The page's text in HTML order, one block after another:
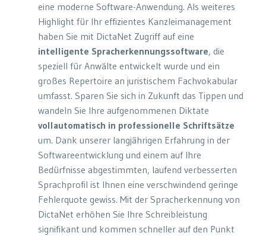
eine moderne Software-Anwendung. Als weiteres
Highlight für Ihr effizientes Kanzleimanagement
haben Sie mit DictaNet Zugriff auf eine
intelligente Spracherkennungssoftware, die
speziell für Anwälte entwickelt wurde und ein
großes Repertoire an juristischem Fachvokabular
umfasst. Sparen Sie sich in Zukunft das Tippen und
wandeln Sie Ihre aufgenommenen Diktate
vollautomatisch in professionelle Schriftsätze
um. Dank unserer langjährigen Erfahrung in der
Softwareentwicklung und einem auf Ihre
Bedürfnisse abgestimmten, laufend verbesserten
Sprachprofil ist Ihnen eine verschwindend geringe
Fehlerquote gewiss. Mit der Spracherkennung von
DictaNet erhöhen Sie Ihre Schreibleistung
signifikant und kommen schneller auf den Punkt